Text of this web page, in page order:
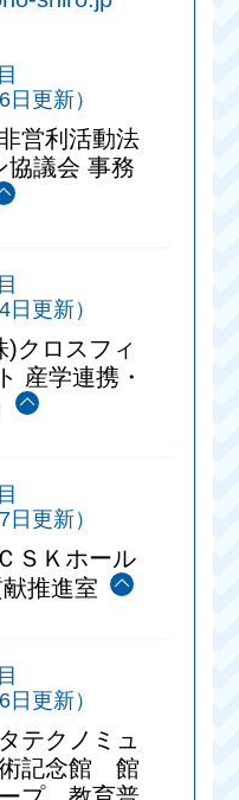
日更新）
営利活動法
協議会 事務
日更新）
クロスフィ
産学連携・
日更新）
ＳＫホール
推進室
日更新）
テクノミュ
記念館 館